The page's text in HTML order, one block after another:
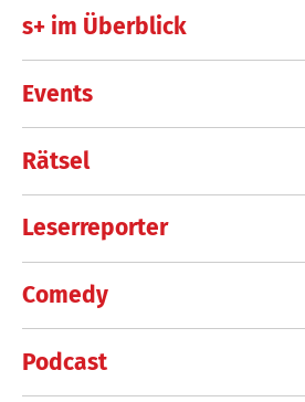
s+ im Überblick
Events
Rätsel
Leserreporter
Comedy
Podcast